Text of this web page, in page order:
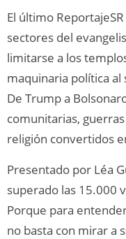
El último
sectores del
limitarse a los
maquinaria política
De Trump a
comunitarias,
religión convertidos
Presentado por Léa
superado las 15.000
Porque para
no basta con mirar a